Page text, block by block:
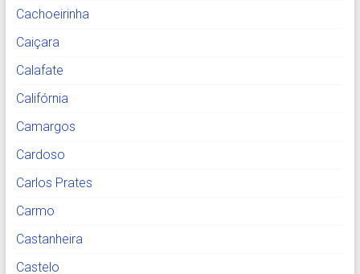
Cachoeirinha
Caiçara
Calafate
Califórnia
Camargos
Cardoso
Carlos Prates
Carmo
Castanheira
Castelo